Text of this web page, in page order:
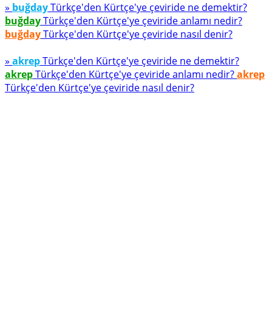
» buğdayTürkçe'den Kürtçe'ye çeviride ne demektir?
buğdayTürkçe'den Kürtçe'ye çeviride anlamı nedir?
buğdayTürkçe'den Kürtçe'ye çeviride nasıl denir?
» akrepTürkçe'den Kürtçe'ye çeviride ne demektir?
akrepTürkçe'den Kürtçe'ye çeviride anlamı nedir?akrep
Türkçe'den Kürtçe'ye çeviride nasıl denir?